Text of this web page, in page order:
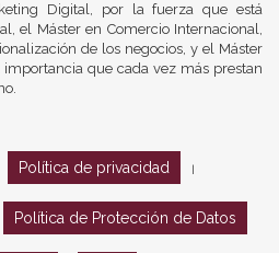
Digital, por la fuerza que está
el Máster en Comercio Internacional,
de los negocios, y el Máster
que cada vez más prestan
Política de privacidad
Política de Protección de Datos